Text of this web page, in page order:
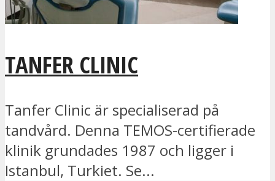
TANFER CLINIC
Tanfer Clinic är specialiserad på
tandvård. Denna TEMOS-certifierade
klinik grundades 1987 och ligger i
Istanbul, Turkiet. Se...